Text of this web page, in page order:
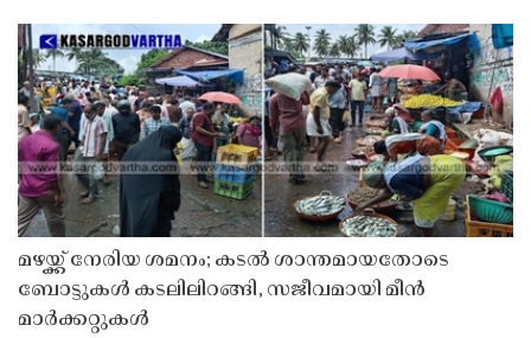
മഴയ്ക്ക് നേരിയ ശമനം; കടൽ ശാന്തമായതോടെ
ബോട്ടുകൾ കടലിലിറങ്ങി, സജീവമായി മീൻ
മാർക്കറ്റുകൾ